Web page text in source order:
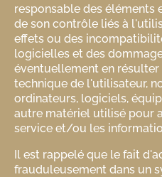
responsable des éléments
de son contrôle liés à
effets ou des
logicielles et des
éventuellement en
technique de l'utilisateur,
ordinateurs, logiciels,
autre matériel utilisé pour
service et/ou les
Il est rappelé que le fait
frauduleusement dans un